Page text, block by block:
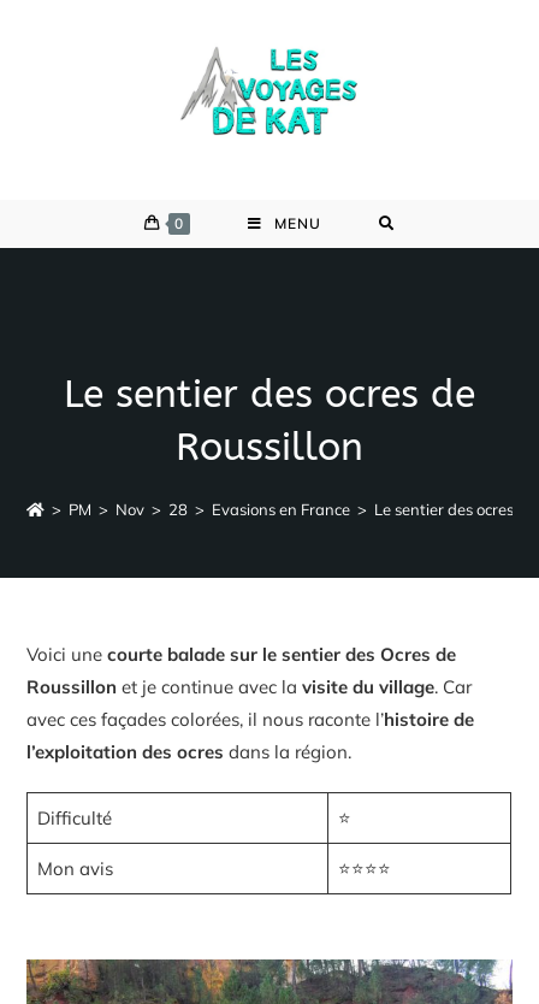
0 MENU
Le sentier des ocres de
Roussillon
> PM > Nov > 28 > Evasions en France > Le sentier des ocres
Voici unecourte balade sur le sentier des Ocres de
Roussillon et je continue avec lavisite du village. Car
avec ces façades colorées, il nous raconte l’histoire de
l’exploitation des ocres dans la région.
Difficulté ⭐
Mon avis ⭐⭐⭐⭐